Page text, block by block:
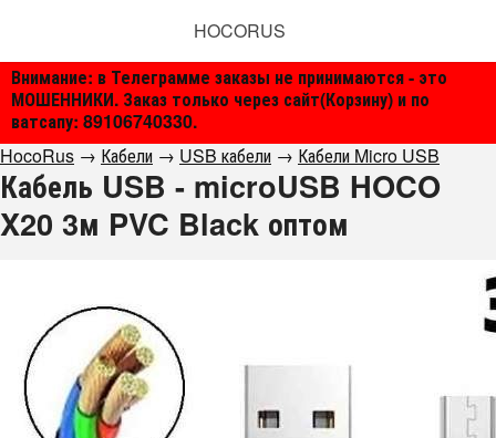
Внимание: в Телеграмме заказы не принимаются - это
МОШЕННИКИ. Заказ только через сайт(Корзину) и по
ватсапу: 89106740330.
HOCORUS
HocoRus → Кабели → USB кабели → Кабели Micro USB
Кабель USB - microUSB HOCO
X20 3м PVC Black оптом